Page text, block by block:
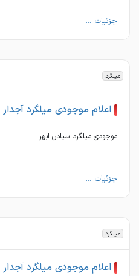
جزئیات ...
میلگرد
اعلام موجودی میلگرد آجدار
موجودی میلگرد سیادن ابهر
جزئیات ...
میلگرد
اعلام موجودی میلگرد آجدار